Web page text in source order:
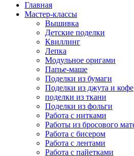
Главная
Мастер-классы
Вышивка
Детские поделки
Квиллинг
Лепка
Модульное оригами
Папье-маше
Поделки из бумаги
Поделки из джута и кофе
поделки из ткани
Поделки из фольги
Работа с нитками
Работы из бросового
Работа с бисером
Работа с лентами
Работа с пайетками